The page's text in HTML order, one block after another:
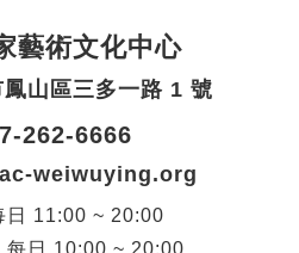
藝術文化中心
山區三多一路 1 號
262-6666
weiwuying.org
日
11:00 ~ 20:00
每日 10:00 ~ 20:00